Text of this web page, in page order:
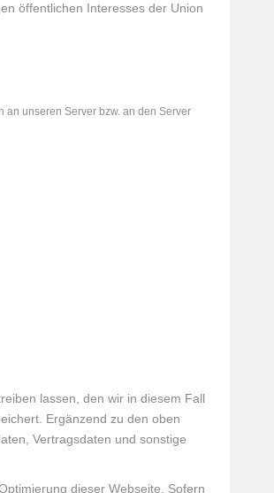
öffentlichen Interesses der Union
an unseren Server bzw. an den Server
lassen, den wir in diesem Fall
Ergänzend zu den oben
Vertragsdaten und sonstige
dieser Webseite. Sofern